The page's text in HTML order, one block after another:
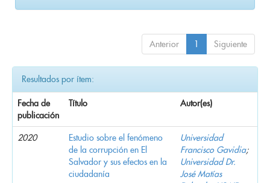
Anterior 1 Siguiente
Resultados por ítem:
Fecha de
publicación
Título Autor(es)
2020
Estudio sobre el fenómeno
de la corrupción en El
Salvador y sus efectos en la
ciudadanía
Universidad
Francisco Gavidia;
Universidad Dr.
José Matías